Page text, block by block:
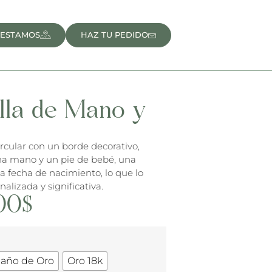
HAZ TU PEDIDO
de Mano y
con un borde decorativo,
mano y un pie de bebé, una
fecha de nacimiento, lo que lo
y significativa.
$
de Oro Oro 18k